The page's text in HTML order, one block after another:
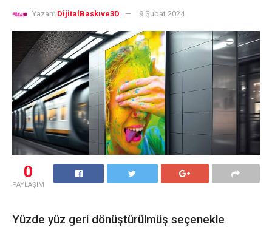
Yazan: DijitalBaskıve3D 9 Şubat 2024
0
PAYLAŞIM
Yüzde yüz geri dönüştürülmüş seçenekle